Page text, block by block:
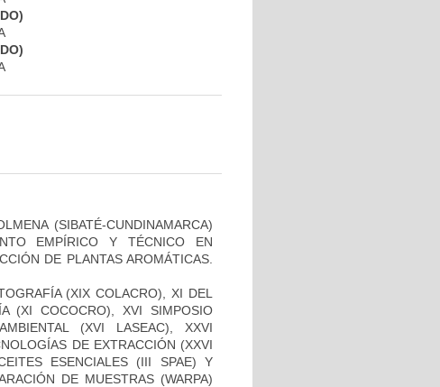
(SIBATÉ-CUNDINAMARCA)
EMPÍRICO Y TÉCNICO EN
DE PLANTAS AROMÁTICAS.
(XIX COLACRO), XI DEL
(XI COCOCRO), XVI SIMPOSIO
(XVI LASEAC), XXVI
DE EXTRACCIÓN (XXVI
ESENCIALES (III SPAE) Y
DE MUESTRAS (WARPA)